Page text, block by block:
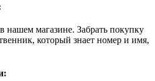
нашем магазине. Забрать покупку
который знает номер и имя,